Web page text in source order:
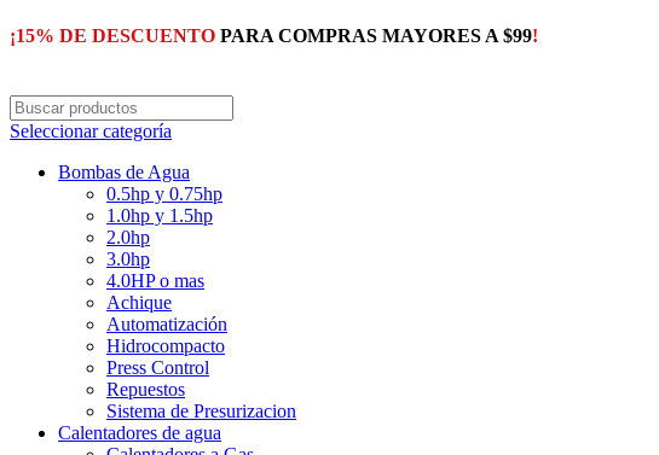
¡15% DE DESCUENTO PARA COMPRAS MAYORES A $99!
Seleccionar categoría
Bombas de Agua
0.5hp y 0.75hp
1.0hp y 1.5hp
2.0hp
3.0hp
4.0HP o mas
Achique
Automatización
Hidrocompacto
Press Control
Repuestos
Sistema de Presurizacion
Calentadores de agua